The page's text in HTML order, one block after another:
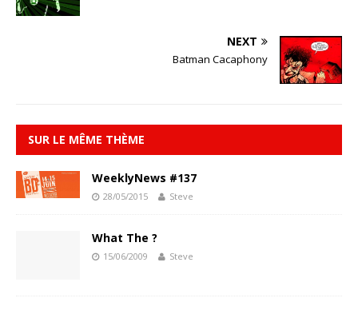
NEXT
Batman Cacaphony
SUR LE MÊME THÈME
WeeklyNews #137
28/05/2015 Steve
What The ?
15/06/2009 Steve